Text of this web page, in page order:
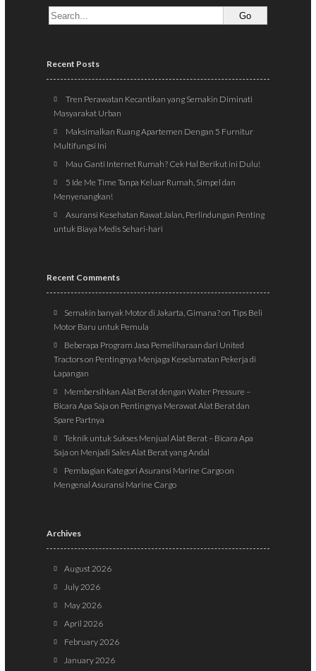
Recent Posts
Tren Perawatan Kecantikan yang Semakin Diminati
Masyarakat Urban
Maksimalkan Ruang Apartemen Dengan 5 Furnitur
Multifungsi Ini
Mau Ganti Internet Rumah? Cek Hal Berikut ini Dulu!
5 Ide Me Time Tanpa Keluar Rumah, Simpel dan
Menyenangkan!
Asuransi Kesehatan Rawat Jalan, Perlindungan Penting
untuk Biaya Medis Sehari-hari
Recent Comments
Semakin banyak Motor di Jakarta, Gimana?onTips Beli
Motor Baru untuk Pemula
Beberapa Program Jasa Pemeliharaan dari United
Tractorson Pentingnya Menjaga Keselamatan Pekerja di
Lapangan
Membersihkan Alat Berat dengan Water Pressure –
Bicara Apa Saja on Pentingnya Merawat Alat Berat dan
Spare Partnya
Teknik untuk Sukses Menjual Alat Berat – Bicara Apa
Saja on Menjadi Sales Alat Berat yang Andal
Pembagian Kategori Asuransi Marine Cargoon
Mengenal Asuransi Marine Cargo
Archives
August 2026
July 2026
May 2026
April 2026
February 2026
January 2026